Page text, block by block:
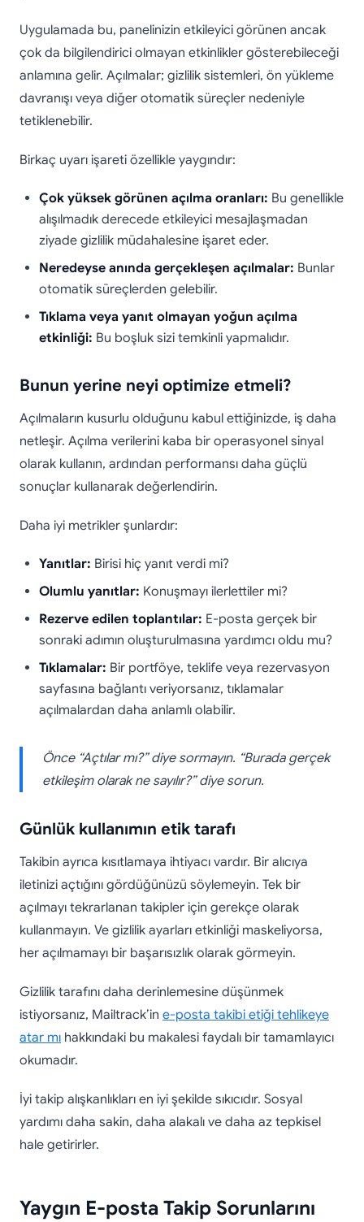
Uygulamada bu, panelinizin etkileyici görünen ancak
çok da bilgilendirici olmayan etkinlikler gösterebileceği
anlamına gelir. Açılmalar; gizlilik sistemleri, ön yükleme
davranışı veya diğer otomatik süreçler nedeniyle
tetiklenebilir.
Birkaç uyarı işareti özellikle yaygındır:
Çok yüksek görünen açılma oranları: Bu genellikle
alışılmadık derecede etkileyici mesajlaşmadan
ziyade gizlilik müdahalesine işaret eder.
Neredeyse anında gerçekleşen açılmalar: Bunlar
otomatik süreçlerden gelebilir.
Tıklama veya yanıt olmayan yoğun açılma
etkinliği: Bu boşluk sizi temkinli yapmalıdır.
Bunun yerine neyi optimize etmeli?
Açılmaların kusurlu olduğunu kabul ettiğinizde, iş daha
netleşir. Açılma verilerini kaba bir operasyonel sinyal
olarak kullanın, ardından performansı daha güçlü
sonuçlar kullanarak değerlendirin.
Daha iyi metrikler şunlardır:
Yanıtlar: Birisi hiç yanıt verdi mi?
Olumlu yanıtlar: Konuşmayı ilerlettiler mi?
Rezerve edilen toplantılar: E-posta gerçek bir
sonraki adımın oluşturulmasına yardımcı oldu mu?
Tıklamalar: Bir portföye, teklife veya rezervasyon
sayfasına bağlantı veriyorsanız, tıklamalar
açılmalardan daha anlamlı olabilir.
Önce “Açtılar mı?” diye sormayın. “Burada gerçek
etkileşim olarak ne sayılır?” diye sorun.
Günlük kullanımın etik tarafı
Takibin ayrıca kısıtlamaya ihtiyacı vardır. Bir alıcıya
iletinizi açtığını gördüğünüzü söylemeyin. Tek bir
açılmayı tekrarlanan takipler için gerekçe olarak
kullanmayın. Ve gizlilik ayarları etkinliği maskeliyorsa,
her açılmamayı bir başarısızlık olarak görmeyin.
Gizlilik tarafını daha derinlemesine düşünmek
istiyorsanız, Mailtrack’in e-posta takibi etiği tehlikeye
atar mı hakkındaki bu makalesi faydalı bir tamamlayıcı
okumadır.
İyi takip alışkanlıkları en iyi şekilde sıkıcıdır. Sosyal
yardımı daha sakin, daha alakalı ve daha az tepkisel
hale getirirler.
Yaygın E-posta Takip Sorunlarını